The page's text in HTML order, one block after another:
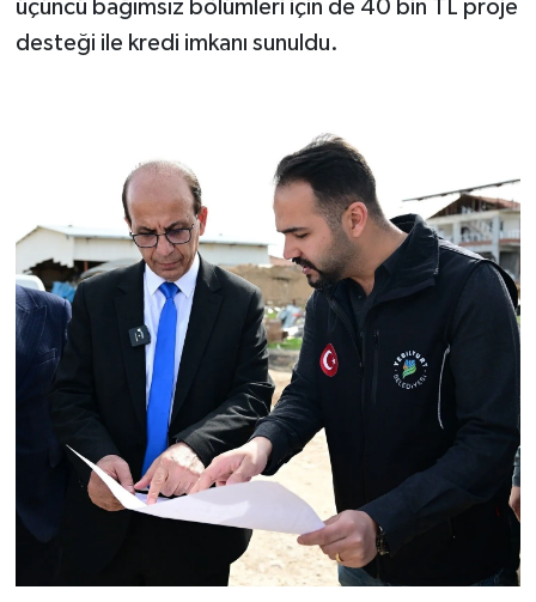
üçüncü bağımsız bölümleri için de 40 bin TL proje
desteği ile kredi imkanı sunuldu.